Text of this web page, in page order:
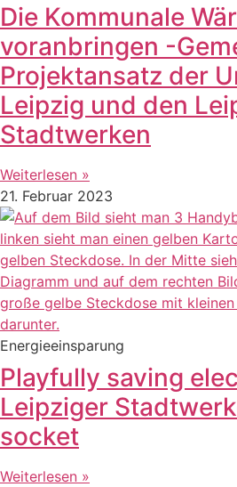
Die Kommunale
voranbringen -
Projektansatz der
Leipzig und den
Stadtwerken
Weiterlesen »
21. Februar 2023
Energieeinsparung
Playfully saving
Leipziger
socket
Weiterlesen »